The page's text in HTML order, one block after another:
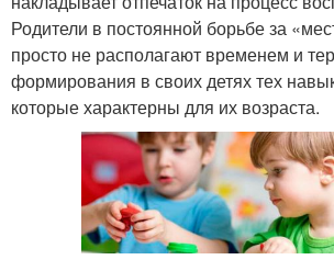
Родители в постоянной борьбе за
просто не располагают временем и
формирования в своих детях тех
которые характерны для их возраста.